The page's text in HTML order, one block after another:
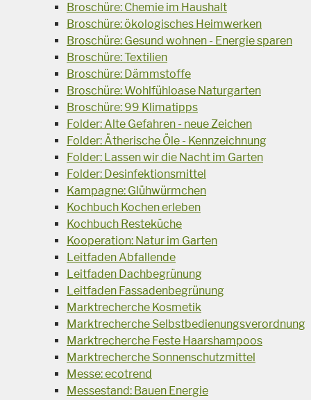
Broschüre: Chemie im Haushalt
Broschüre: ökologisches Heimwerken
Broschüre: Gesund wohnen - Energie sparen
Broschüre: Textilien
Broschüre: Dämmstoffe
Broschüre: Wohlfühloase Naturgarten
Broschüre: 99 Klimatipps
Folder: Alte Gefahren - neue Zeichen
Folder: Ätherische Öle - Kennzeichnung
Folder: Lassen wir die Nacht im Garten
Folder: Desinfektionsmittel
Kampagne: Glühwürmchen
Kochbuch Kochen erleben
Kochbuch Resteküche
Kooperation: Natur im Garten
Leitfaden Abfallende
Leitfaden Dachbegrünung
Leitfaden Fassadenbegrünung
Marktrecherche Kosmetik
Marktrecherche Selbstbedienungsverordnung
Marktrecherche Feste Haarshampoos
Marktrecherche Sonnenschutzmittel
Messe: ecotrend
Messestand: Bauen Energie